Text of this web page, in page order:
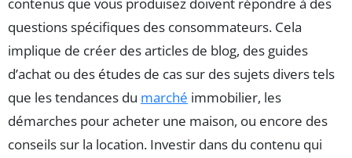
contenus que vous produisez doivent répondre à des
questions spécifiques des consommateurs. Cela
implique de créer des articles de blog, des guides
d’achat ou des études de cas sur des sujets divers tels
que les tendances du marché immobilier, les
démarches pour acheter une maison, ou encore des
conseils sur la location. Investir dans du contenu qui